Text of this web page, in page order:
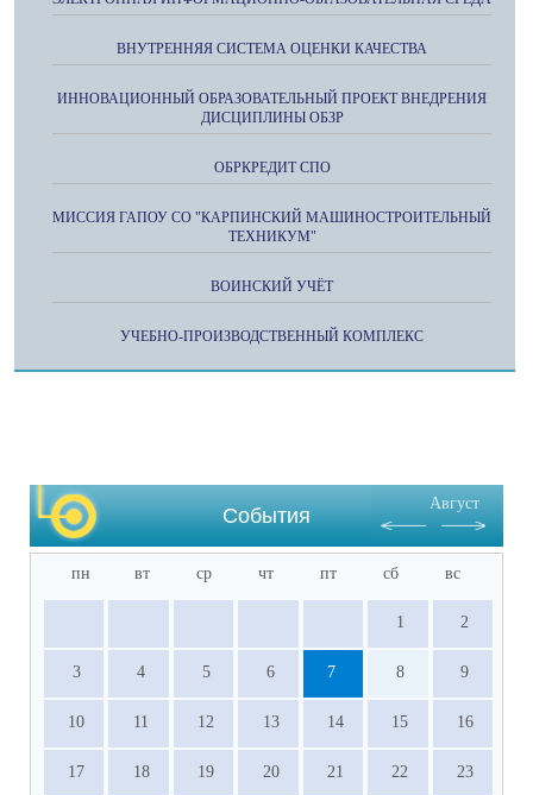
ВНУТРЕННЯЯ СИСТЕМА ОЦЕНКИ КАЧЕСТВА
ИННОВАЦИОННЫЙ ОБРАЗОВАТЕЛЬНЫЙ ПРОЕКТ ВНЕДРЕНИЯ
ДИСЦИПЛИНЫ ОБЗР
ОБРКРЕДИТ СПО
МИССИЯ ГАПОУ СО "КАРПИНСКИЙ МАШИНОСТРОИТЕЛЬНЫЙ
ТЕХНИКУМ"
ВОИНСКИЙ УЧЁТ
УЧЕБНО-ПРОИЗВОДСТВЕННЫЙ КОМПЛЕКС
События
Август
пн вт ср чт пт сб вс
1 2
3 4 5 6 7 8 9
10 11 12 13 14 15 16
17 18 19 20 21 22 23